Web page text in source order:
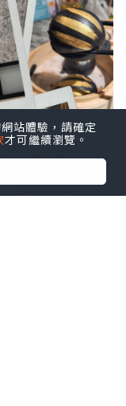
站體驗，請確定
才可繼續瀏覽。